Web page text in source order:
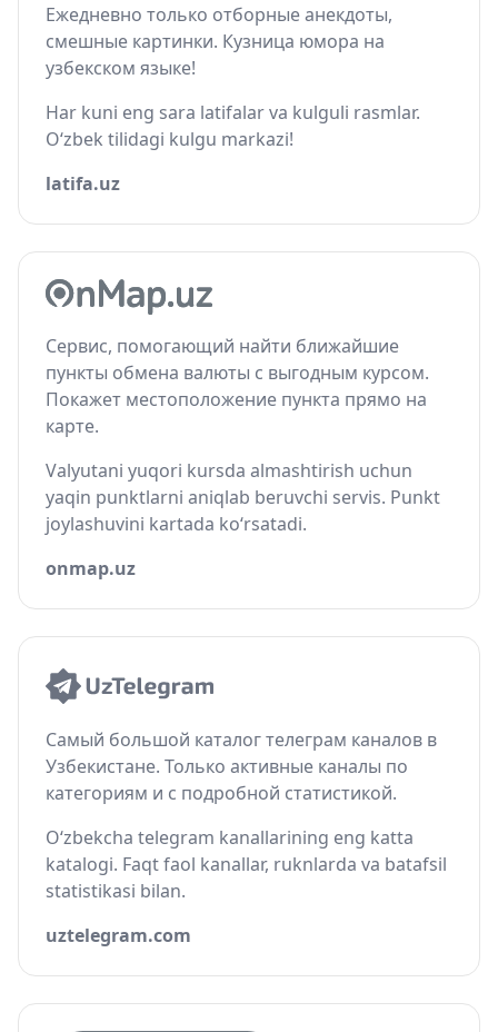
Ежедневно только отборные анекдоты,
смешные картинки. Кузница юмора на
узбекском языке!
Har kuni eng sara latifalar va kulguli rasmlar.
O‘zbek tilidagi kulgu markazi!
latifa.uz
Сервис, помогающий найти ближайшие
пункты обмена валюты с выгодным курсом.
Покажет местоположение пункта прямо на
карте.
Valyutani yuqori kursda almashtirish uchun
yaqin punktlarni aniqlab beruvchi servis. Punkt
joylashuvini kartada ko‘rsatadi.
onmap.uz
Самый большой каталог телеграм каналов в
Узбекистане. Только активные каналы по
категориям и с подробной статистикой.
O‘zbekcha telegram kanallarining eng katta
katalogi. Faqt faol kanallar, ruknlarda va batafsil
statistikasi bilan.
uztelegram.com